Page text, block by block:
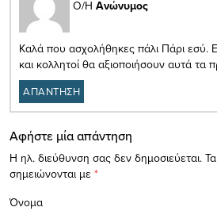
Ο/Η Ανώνυμος
Καλά που ασχολήθηκες πάλι Πάρι εσύ.
και κολλητοί θα αξιοποιήσουν αυτά τα
ΑΠΑΝΤΗΣΗ
Αφήστε μία απάντηση
Η ηλ. διεύθυνση σας δεν δημοσιεύεται.
σημειώνονται με *
Όνομα